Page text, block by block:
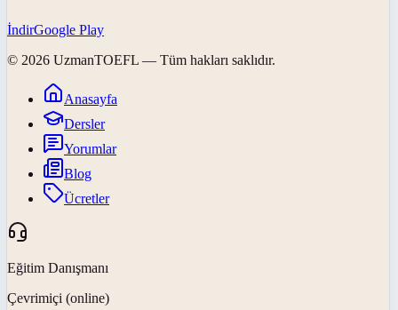
İndirGoogle Play
© 2026 UzmanTOEFL — Tüm hakları saklıdır.
Anasayfa
Dersler
Yorumlar
Blog
Ücretler
Eğitim Danışmanı
Çevrimiçi (online)